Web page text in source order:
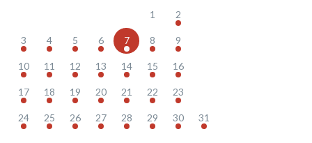
1 2
3 4 5 6 7 8 9
10 11 12 13 14 15 16
17 18 19 20 21 22 23
24 25 26 27 28 29 30 31